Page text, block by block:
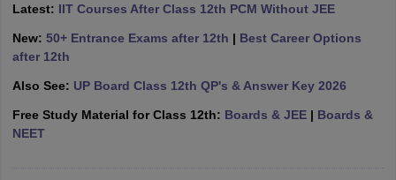
GSEB SSC Question Papers Goa Board SSC Question Paper
for Class 10Syllabus for Class 11Syllabus for Class 12NCERT
2026
Knowledge OlympiadHBCSE Mathematical OlympiadView All
Latest: IIT Courses After Class 12th PCM Without JEE
New: 50+ Entrance Exams after 12th | Best Career Options
after 12th
Also See: UP Board Class 12th QP's & Answer Key 2026
Free Study Material for Class 12th: Boards & JEE| Boards &
NEET